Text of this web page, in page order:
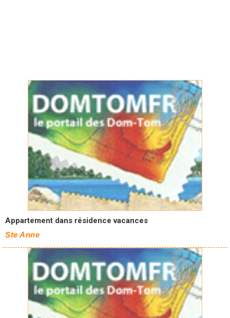
Appartement dans résidence vacances
Ste Anne